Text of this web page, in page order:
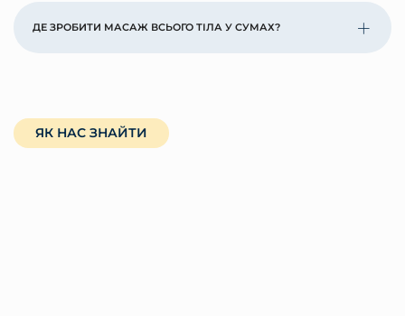
ДЕ ЗРОБИТИ МАСАЖ ВСЬОГО ТІЛА У СУМАХ?
ЯК НАС ЗНАЙТИ